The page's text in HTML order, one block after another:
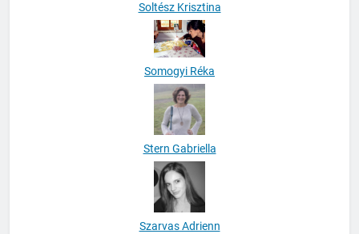
Soltész Krisztina
Somogyi Réka
Stern Gabriella
Szarvas Adrienn